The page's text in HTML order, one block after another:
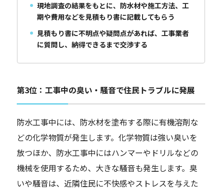
現地調査の結果をもとに、防水材や施工方法、工
期や費用などを見積もり書に記載してもらう
見積もり書に不明点や疑問点があれば、工事業者
に質問し、納得できるまで交渉する
第3位：工事中の臭い・騒音で住民トラブルに発展
防水工事中には、防水材を塗布する際に有機溶剤な
どの化学物質が発生します。化学物質は強い臭いを
放つほか、防水工事中にはハンマーやドリルなどの
機械を使用するため、大きな騒音も発生します。臭
いや騒音は、近隣住民に不快感やストレスを与えた